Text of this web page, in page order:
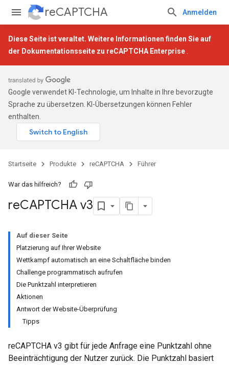
reCAPTCHA Anmelden
Diese Seite ist veraltet. Weitere Informationen finden Sie auf
der Dokumentationsseite zu reCAPTCHA Enterprise
Google verwendet KI-Technologie, um Inhalte in Ihre bevorzugte
Sprache zu übersetzen. KI-Übersetzungen können Fehler
enthalten.
Startseite Produkte reCAPTCHA Führer
War das hilfreich?
reCAPTCHA v3
Auf dieser Seite
Platzierung auf Ihrer Website
Wettkampf automatisch an eine Schaltfläche binden
Challenge programmatisch aufrufen
Die Punktzahl interpretieren
Aktionen
Antwort der Website-Überprüfung
Tipps
reCAPTCHA v3 gibt für jede Anfrage eine Punktzahl ohne
Beeinträchtigung der Nutzer zurück. Die Punktzahl basiert